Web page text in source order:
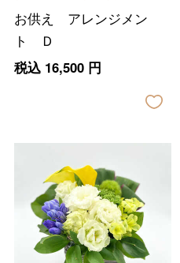
お供え アレンジメン
ト Ｄ
税込 16,500円